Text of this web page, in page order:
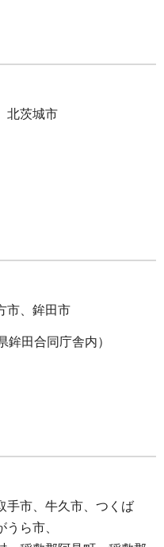
北茨城市
市、鉾田市
鉾田合同庁舎内）
手市、牛久市、つくば
ら市、